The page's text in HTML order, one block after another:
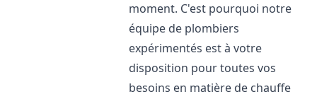
moment. C'est pourquoi notre
équipe de plombiers
expérimentés est à votre
disposition pour toutes vos
besoins en matière de chauffe